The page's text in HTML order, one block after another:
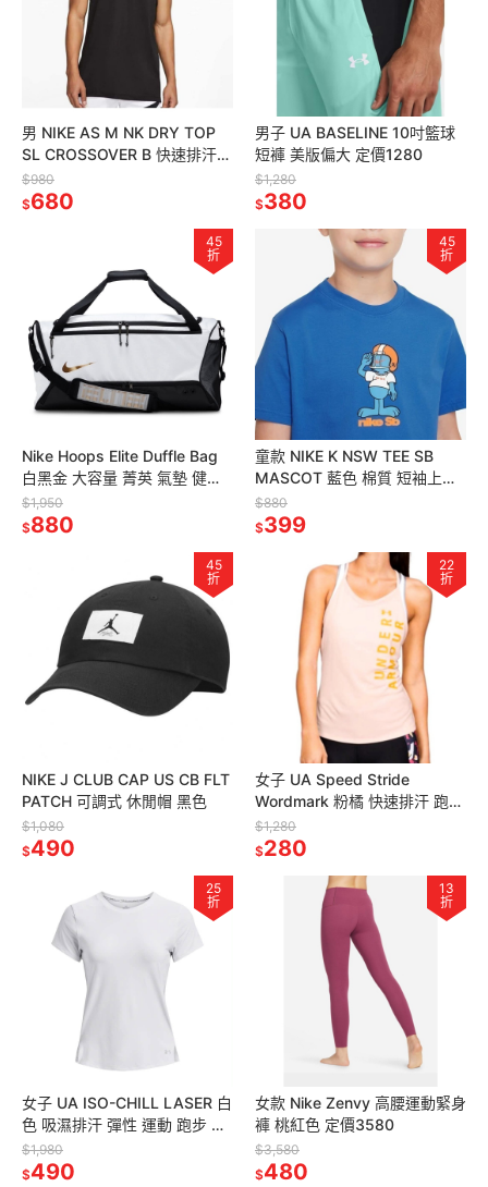
男 NIKE AS M NK DRY TOP
SL CROSSOVER B 快速排汗
透氣 籃球背心 黑
$980
$680
男子 UA BASELINE 10吋籃球
短褲 美版偏大 定價1280
$1,280
$380
45
折
Nike Hoops Elite Duffle Bag
白黑金 大容量 菁英 氣墊 健身
包 肩側包 旅行袋
$1,950
$880
45
折
童款 NIKE K NSW TEE SB
MASCOT 藍色 棉質 短袖上衣
定價880
$880
$399
45
折
NIKE J CLUB CAP US CB FLT
PATCH 可調式 休閒帽 黑色
$1,080
$490
22
折
女子 UA Speed Stride
Wordmark 粉橘 快速排汗 跑步
運動背心 亞版 定價1280
$1,280
$280
25
折
女子 UA ISO-CHILL LASER 白
色 吸濕排汗 彈性 運動 跑步 短
T-Shirt 美版
$1,980
$490
13
折
女款 Nike Zenvy 高腰運動緊身
褲 桃紅色 定價3580
$3,580
$480